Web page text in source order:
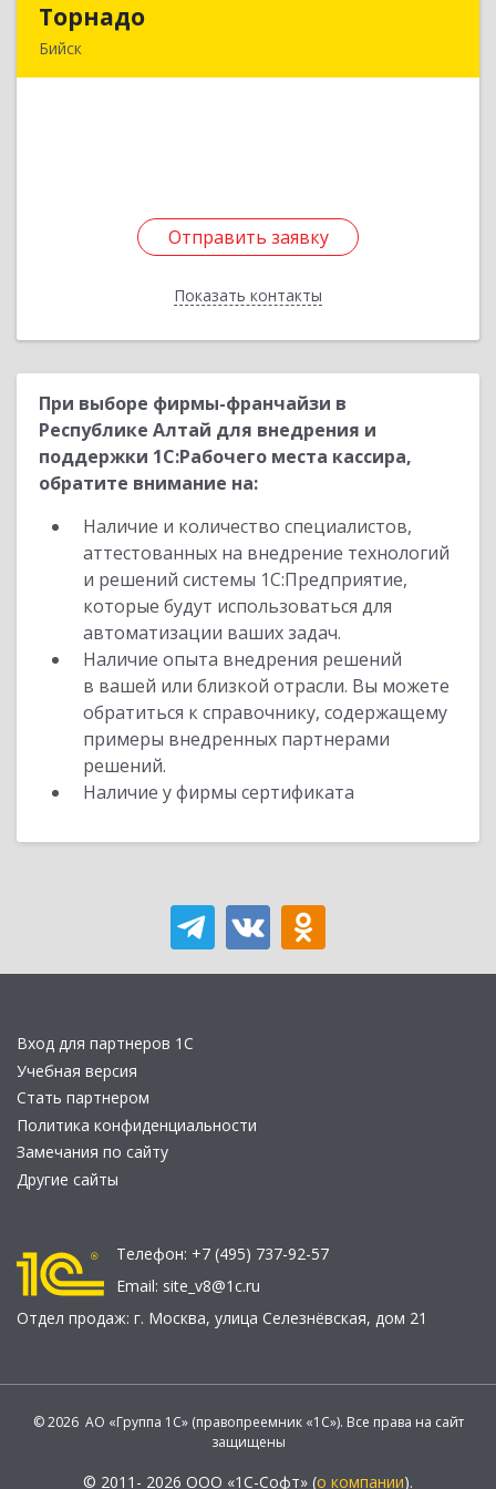
Торнадо
Бийск
Отправить заявку
Показать контакты
Отправить заявку
Назад
При выборе фирмы-франчайзи в
Республике Алтай для внедрения и
поддержки 1С:Рабочего места кассира,
обратите внимание на:
Наличие и количество специалистов,
аттестованных на внедрение технологий
и решений системы 1С:Предприятие,
которые будут использоваться для
автоматизации ваших задач.
Наличие опыта внедрения решений
в вашей или близкой отрасли. Вы можете
обратиться к справочнику, содержащему
примеры внедренных партнерами
решений.
Наличие у фирмы сертификата
Вход для партнеров 1С
Учебная версия
Стать партнером
Политика конфиденциальности
Замечания по сайту
Другие сайты
Телефон: +7 (495) 737-92-57
Email: site_v8@1c.ru
Отдел продаж: г. Москва, улица Селезнёвская, дом 21
© 2026 АО «Группа 1С» (правопреемник «1С»). Все права на сайт
защищены
© 2011- 2026 ООО «1С-Софт» (о компании).